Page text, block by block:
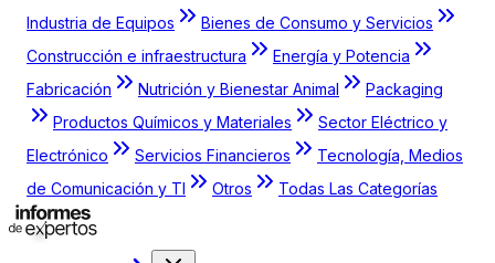
Industria de Equipos
Bienes de Consumo y Servicios
Construcción e infraestructura
Energía y Potencia
Fabricación
Nutrición y Bienestar Animal
Packaging
Productos Químicos y Materiales
Sector Eléctrico y
Electrónico
Servicios Financieros
Tecnología, Medios
de Comunicación y TI
Otros Todas Las Categorías